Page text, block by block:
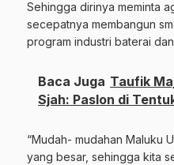
Sehingga dirinya meminta
secepatnya membangun
program industri baterai
Baca Juga Taufik
Sjah: Paslon di
“Mudah- mudahan Maluku
yang besar, sehingga kita